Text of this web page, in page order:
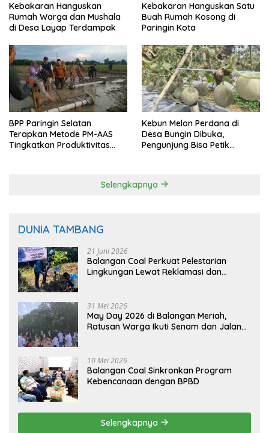
Kebakaran Hanguskan
Rumah Warga dan Mushala
di Desa Layap Terdampak
Kebakaran Hanguskan Satu
Buah Rumah Kosong di
Paringin Kota
BPP Paringin Selatan
Terapkan Metode PM-AAS
Tingkatkan Produktivitas
Kebun Melon Perdana di
Desa Bungin Dibuka,
Pengunjung Bisa Petik
Selengkapnya
DUNIA TAMBANG
21 Juni 2026
Balangan Coal Perkuat Pelestarian
Lingkungan Lewat Reklamasi dan
31 Mei 2026
May Day 2026 di Balangan Meriah,
Ratusan Warga Ikuti Senam dan Jalan
10 Mei 2026
Balangan Coal Sinkronkan Program
Kebencanaan dengan BPBD
Selengkapnya